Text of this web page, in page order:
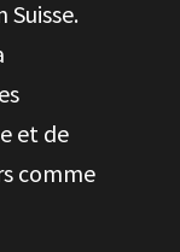
et de
comme